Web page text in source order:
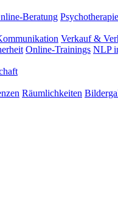
Beratung Psychotherapie
Verkauf &
Online-Trainings NLP
Räumlichkeiten